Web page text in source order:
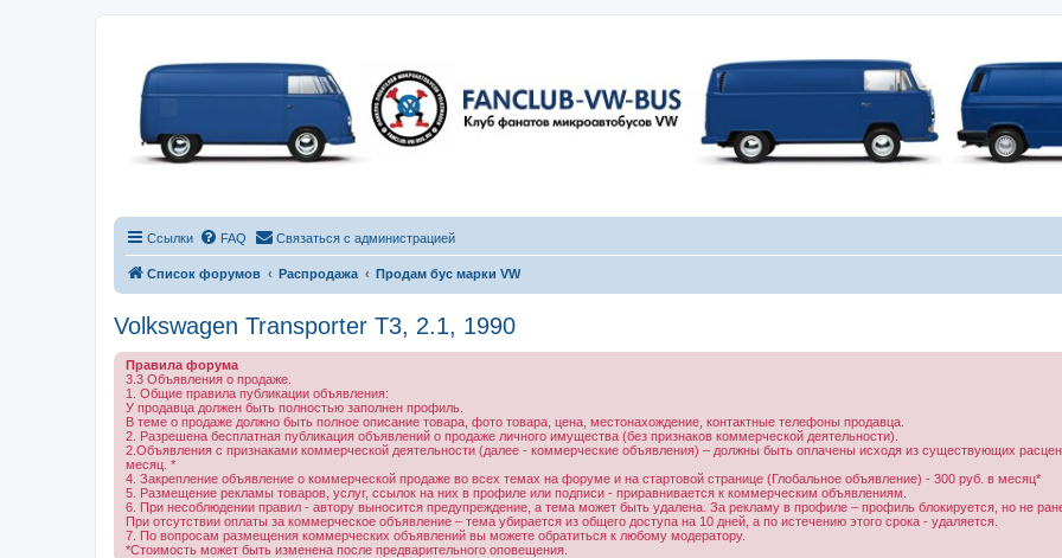
Ссылки FAQ Связаться с администрацией
Список форумов Распродажа Продам бус марки VW
Volkswagen Transporter T3, 2.1, 1990
Правила форума
3.3 Объявления о продаже.
1. Общие правила публикации объявления:
У продавца должен быть полностью заполнен профиль.
В теме о продаже должно быть полное описание товара, фото товара, цена, местонахождение, контактные телефоны продавца.
2. Разрешена бесплатная публикация объявлений о продаже личного имущества (без признаков коммерческой деятельности).
2.Объявления с признаками коммерческой деятельности (далее - коммерческие объявления) – должны быть оплачены исходя из существующих
месяц. *
4. Закрепление объявление о коммерческой продаже во всех темах на форуме и на стартовой странице (Глобальное объявление) - 300 руб. в месяц*
5. Размещение рекламы товаров, услуг, ссылок на них в профиле или подписи - приравнивается к коммерческим объявлениям.
6. При несоблюдении правил - автору выносится предупреждение, а тема может быть удалена. За рекламу в профиле – профиль блокируется, но не
При отсутствии оплаты за коммерческое объявление – тема убирается из общего доступа на 10 дней, а по истечению этого срока - удаляется.
7. По вопросам размещения коммерческих объявлений вы можете обратиться к любому модератору.
*Стоимость может быть изменена после предварительного оповещения.